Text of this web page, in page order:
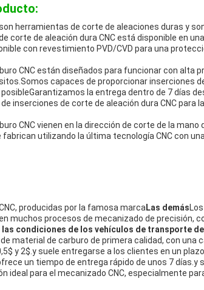
herramientas de corte de aleaciones duras y
corte de aleación dura CNC está disponible en
con revestimiento PVD/CVD para una
CNC están diseñados para funcionar con alta
capaces de proporcionar inserciones
la entrega dentro de 7 días
inserciones de corte de aleación dura CNC para
CNC vienen en la dirección de corte de la
utilizando la última tecnología CNC con
producidas por la famosa marcaLas demás
muchos procesos de mecanizado de precisión,
las condiciones de los vehículos de transporte
material de carburo de primera calidad, con una
y 2$.y suele entregarse a los clientes en un
un tiempo de entrega rápido de unos 7
ideal para el mecanizado CNC, especialmente